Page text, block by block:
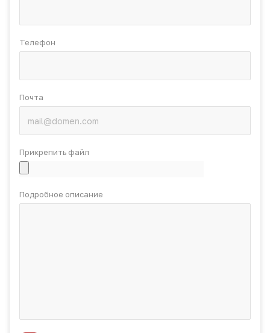
Телефон
Почта
Прикрепить файл
Подробное описание